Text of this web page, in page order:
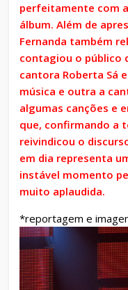
perfeitamente com
álbum. Além de
Fernanda também
contagiou o público
cantora Roberta Sá
música e outra a
algumas canções e
que, confirmando a
reivindicou o
em dia representa
instável momento
muito aplaudida.
*reportagem e